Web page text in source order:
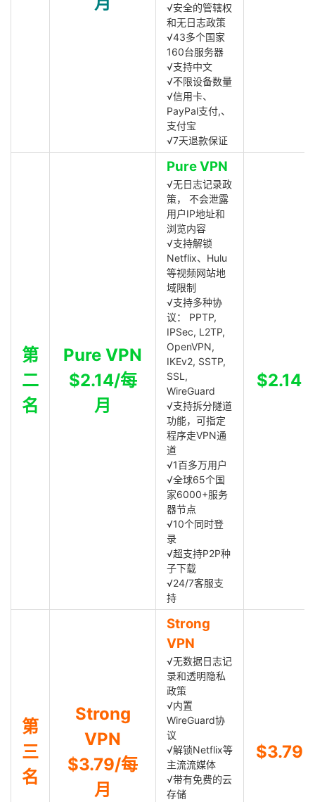
√安全的管辖权
和无日志政策
√43多个国家
160台服务器
√支持中文
√不限设备数量
√信用卡、
PayPal支付,、
支付宝
√7天退款保证
第
二
名
Pure VPN
$2.14/每
月
Pure VPN
√无日志记录政
策， 不会泄露
用户IP地址和
浏览内容
√支持解锁
Netflix、Hulu
等视频网站地
域限制
√支持多种协
议： PPTP,
IPSec, L2TP,
OpenVPN,
IKEv2, SSTP,
SSL,
WireGuard
√支持拆分隧道
功能，可指定
程序走VPN通
道
√1百多万用户
√全球65个国
家6000+服务
器节点
√10个同时登
录
√超支持P2P种
子下载
√24/7客服支
持
$2.14
第
三
名
Strong
VPN
$3.79/每
月
Strong
VPN
√无数据日志记
录和透明隐私
政策
√内置
WireGuard协
议
√解锁Netflix等
主流流媒体
√带有免费的云
存储
$3.79